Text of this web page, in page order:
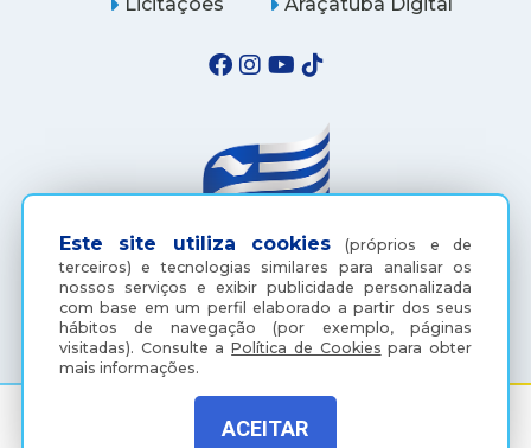
Este site utiliza cookies (próprios e de
terceiros) e tecnologias similares para analisar os
nossos serviços e exibir publicidade personalizada
com base em um perfil elaborado a partir dos seus
hábitos de navegação (por exemplo, páginas
visitadas). Consulte aPolítica de Cookies para obter
mais informações.
ACEITAR
(18) 3607-6500